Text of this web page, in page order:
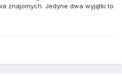
znajomych. Jedyne dwa wyjątki to